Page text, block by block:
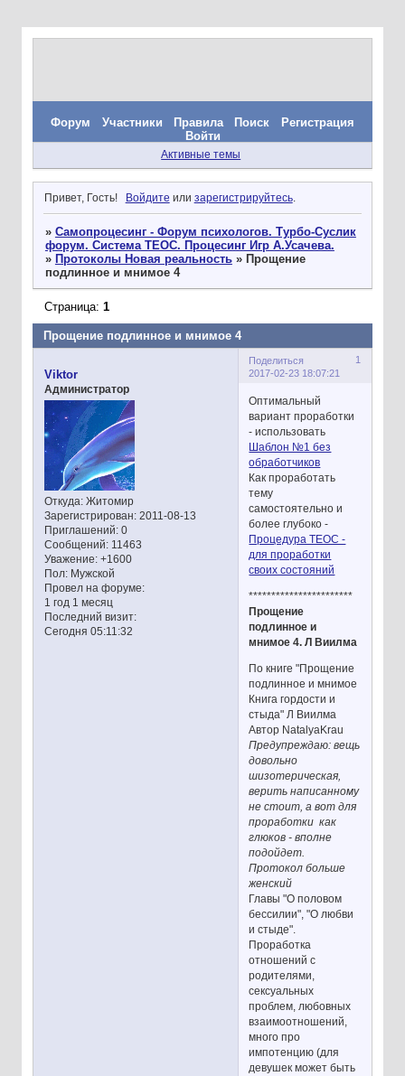
Форум Участники Правила Поиск
Регистрация
Войти
Активные темы
Привет, Гость! Войдите или зарегистрируйтесь.
» Самопроцесинг - Форум психологов. Турбо-Суслик
форум. Система ТЕОС. Процесинг Игр А.Усачева.
» Протоколы Новая реальность » Прощение
подлинное и мнимое 4
Прощение подлинное и мнимое 4
Страница: 1
Поделиться
1
2017-02-23 18:07:21
Viktor
Администратор
Откуда:Житомир
Зарегистрирован: 2011-08-13
Приглашений:0
Сообщений:11463
Уважение: +1600
Пол:Мужской
Провел на форуме:
1 год 1 месяц
Последний визит:
Сегодня 05:11:32
Оптимальный
вариант проработки
- использовать
Шаблон №1 без
обработчиков
Как проработать
тему
самостоятельно и
более глубоко -
Процедура ТЕОС -
для проработки
своих состояний
***********************
Прощение
подлинное и
мнимое 4. Л Виилма
По книге "Прощение
подлинное и мнимое
Книга гордости и
стыда" Л Виилма
Автор NatalyaKrau
Предупреждаю: вещь
довольно
шизотерическая,
верить написанному
не стоит, а вот для
проработки как
глюков - вполне
подойдет.
Протокол больше
женский
Главы "О половом
бессилии", "О любви
и стыде".
Проработка
отношений с
родителями,
сексуальных
проблем, любовных
взаимоотношений,
много про
импотенцию (для
девушек может быть